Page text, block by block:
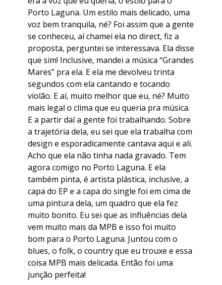
Porto Laguna. Um estilo mais delicado, uma
voz bem tranquila, né? Foi assim que a gente
se conheceu, aí chamei ela no direct, fiz a
proposta, perguntei se interessava. Ela disse
que sim! Inclusive, mandei a música “Grandes
Mares” pra ela. E ela me devolveu trinta
segundos com ela cantando e tocando
violão. E aí, muito melhor que eu, né? Muito
mais legal o clima que eu queria pra música.
E a partir daí a gente foi trabalhando. Sobre
a trajetória dela, eu sei que ela trabalha com
design e esporadicamente cantava aqui e ali.
Acho que ela não tinha nada gravado. Tem
agora comigo no Porto Laguna. E ela
também pinta, é artista plástica, inclusive, a
capa do EP e a capa do single foi em cima de
uma pintura dela, um quadro que ela fez
muito bonito. Eu sei que as influências dela
vem muito mais da MPB e isso foi muito
bom para o Porto Laguna. Juntou com o
blues, o folk, o country que eu trouxe e essa
coisa MPB mais delicada. Então foi uma
junção perfeita!